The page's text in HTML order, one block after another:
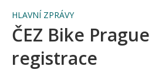
HLAVNÍ ZPRÁVY
ČEZ Bike
registrace